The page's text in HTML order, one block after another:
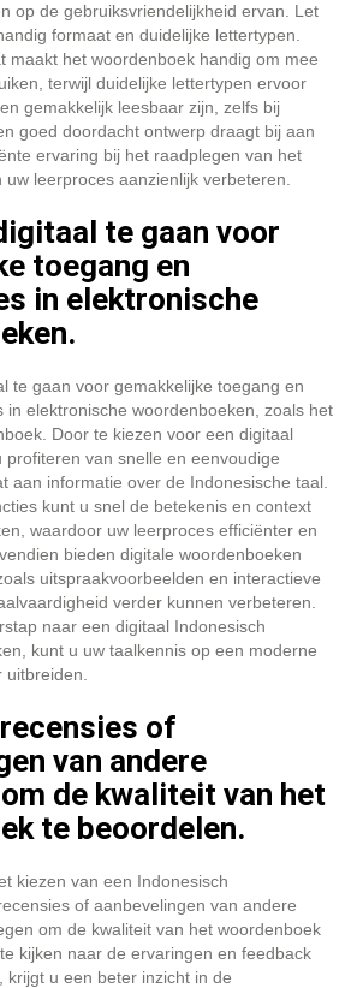
op de gebruiksvriendelijkheid ervan. Let
formaat en duidelijke lettertypen.
maakt het woordenboek handig om mee
terwijl duidelijke lettertypen ervoor
gemakkelijk leesbaar zijn, zelfs bij
goed doordacht ontwerp draagt bij aan
ervaring bij het raadplegen van het
leerproces aanzienlijk verbeteren.
te gaan voor
toegang en
in elektronische
te gaan voor gemakkelijke toegang en
in elektronische woordenboeken, zoals het
Door te kiezen voor een digitaal
profiteren van snelle en eenvoudige
aan informatie over de Indonesische taal.
kunt u snel de betekenis en context
waardoor uw leerproces efficiënter en
bieden digitale woordenboeken
uitspraakvoorbeelden en interactieve
verder kunnen verbeteren.
naar een digitaal Indonesisch
kunt u uw taalkennis op een moderne
of
van andere
de kwaliteit van het
te beoordelen.
kiezen van een Indonesisch
of aanbevelingen van andere
om de kwaliteit van het woordenboek
kijken naar de ervaringen en feedback
krijgt u een beter inzicht in de